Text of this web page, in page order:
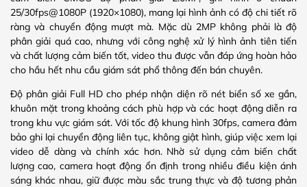
25/30fps@1080P (1920×1080), mang lại hình ảnh có độ chi tiết rõ
ràng và chuyển động mượt mà. Mặc dù 2MP không phải là độ
phân giải quá cao, nhưng với công nghệ xử lý hình ảnh tiên tiến
và chất lượng cảm biến tốt, video thu được vẫn đáp ứng hoàn hảo
cho hầu hết nhu cầu giám sát phổ thông đến bán chuyên.
Độ phân giải Full HD cho phép nhận diện rõ nét biển số xe gần,
khuôn mặt trong khoảng cách phù hợp và các hoạt động diễn ra
trong khu vực giám sát. Với tốc độ khung hình 30fps, camera đảm
bảo ghi lại chuyển động liên tục, không giật hình, giúp việc xem lại
video dễ dàng và chính xác hơn. Nhờ sử dụng cảm biến chất
lượng cao, camera hoạt động ổn định trong nhiều điều kiện ánh
sáng khác nhau, giữ được màu sắc trung thực và độ tương phản